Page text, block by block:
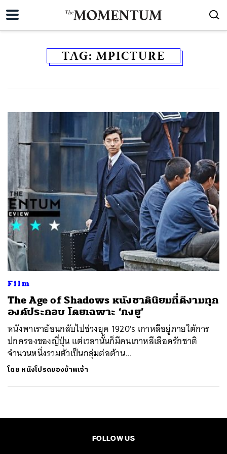
TAG: MPICTURE
Film
The Age of Shadows หนังชาตินิยมที่ดีงามทุก
องค์ประกอบ โดยเฉพาะ ‘กงยู’
หนังพาเราย้อนกลับไปช่วงยุค 1920's เกาหลีอยู่ภายใต้การ
ปกครองของญี่ปุ่น แต่เวลานั้นก็มีคนเกาหลีเลือดรักชาติ
จำนวนหนึ่งรวมตัวเป็นกลุ่มต่อต้าน...
โดย หนังโปรดของข้าพเจ้า
FOLLOW US
ค้นหา
SHARE TWEET LINE EMAIL